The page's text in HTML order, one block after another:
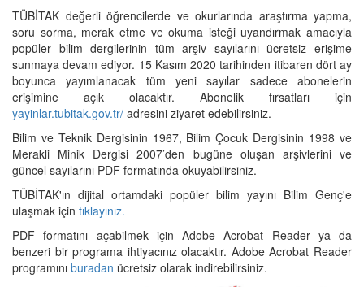
TÜBİTAK değerli öğrencilerde ve okurlarında araştırma yapma,
soru sorma, merak etme ve okuma isteği uyandırmak amacıyla
popüler bilim dergilerinin tüm arşiv sayılarını ücretsiz erişime
sunmaya devam ediyor. 15 Kasım 2020 tarihinden itibaren dört ay
boyunca yayımlanacak tüm yeni sayılar sadece abonelerin
erişimine açık olacaktır. Abonelik fırsatları için
yayinlar.tubitak.gov.tr/ adresini ziyaret edebilirsiniz.
Bilim ve Teknik Dergisinin 1967, Bilim Çocuk Dergisinin 1998 ve
Merakli Minik Dergisi 2007’den bugüne oluşan arşivlerini ve
güncel sayılarını PDF formatında okuyabilirsiniz.
TÜBİTAK'ın dijital ortamdaki popüler bilim yayını Bilim Genç'e
ulaşmak için tıklayınız.
PDF formatını açabilmek için Adobe Acrobat Reader ya da
benzeri bir programa ihtiyacınız olacaktır. Adobe Acrobat Reader
programını buradan ücretsiz olarak indirebilirsiniz.